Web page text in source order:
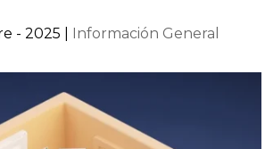
- 2025 Información General